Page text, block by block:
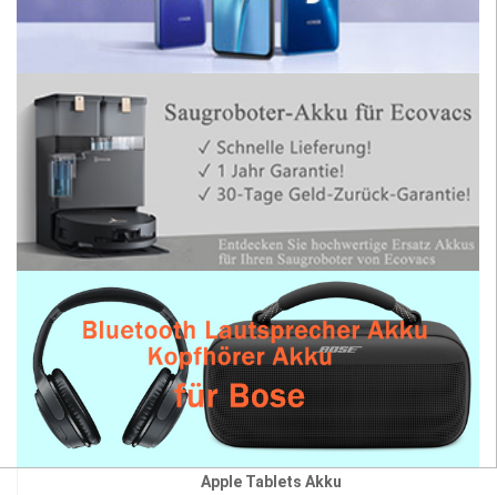
Apple Tablets Akku